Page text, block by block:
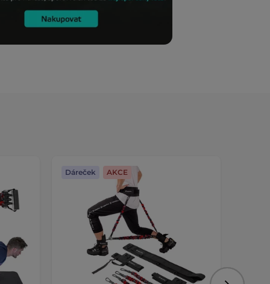
Dáreček AKCE